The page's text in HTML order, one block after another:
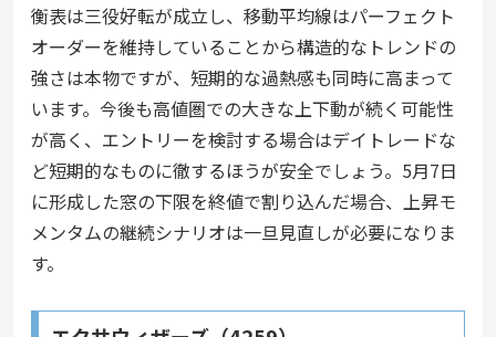
衡表は三役好転が成立し、移動平均線はパーフェクト
オーダーを維持していることから構造的なトレンドの
強さは本物ですが、短期的な過熱感も同時に高まって
います。今後も高値圏での大きな上下動が続く可能性
が高く、エントリーを検討する場合はデイトレードな
ど短期的なものに徹するほうが安全でしょう。5月7日
に形成した窓の下限を終値で割り込んだ場合、上昇モ
メンタムの継続シナリオは一旦見直しが必要になりま
す。